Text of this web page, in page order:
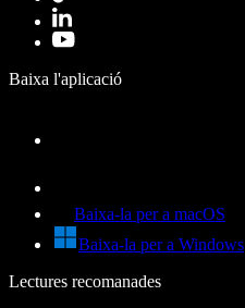
Baixa l'aplicació
Baixa-la per a macOS
Baixa-la per a Windows
Lectures recomanades